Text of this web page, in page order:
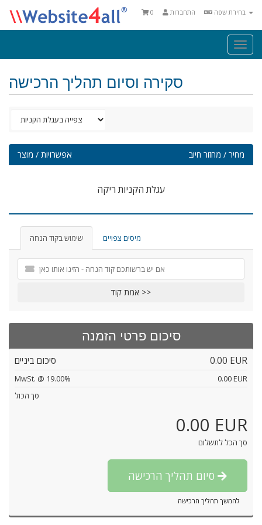
התחברות 0
סקירה וסיום תהליך הרכישה
אפשרויות / מוצר מחיר / מחזור חיוב
עגלת הקניות ריקה
שימוש בקוד הנחה מיסים צפויים
אמת קוד >>
סיכום פרטי הזמנה
סיכום ביניים 0.00 EUR
MwSt. @ 19.00%
0.00 EUR
סך הכול
0.00 EUR
סך הכל לתשלום
להמשך תהליך הרכישה